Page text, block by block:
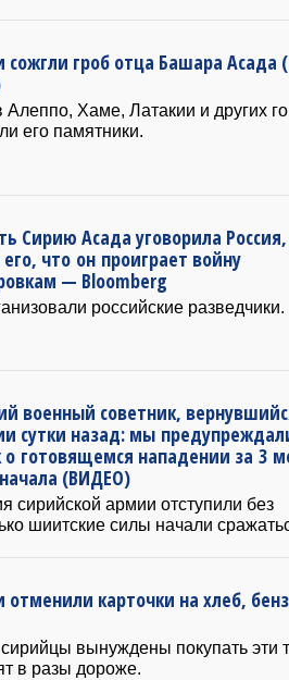
сожгли гроб отца Башара
Алеппо, Хаме, Латакии и других
его памятники.
Сирию Асада уговорила Россия,
что он проиграет войну
— Bloomberg
российские разведчики.
военный советник,
сутки назад: мы
о готовящемся нападении за 3
(ВИДЕО)
сирийской армии отступили без
шиитские силы начали
отменили карточки на хлеб,
вынуждены покупать эти
в разы дороже.